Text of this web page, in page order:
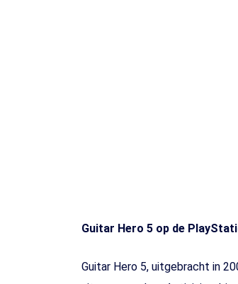
Guitar Hero 5 op de
Guitar Hero 5, uitgebracht in